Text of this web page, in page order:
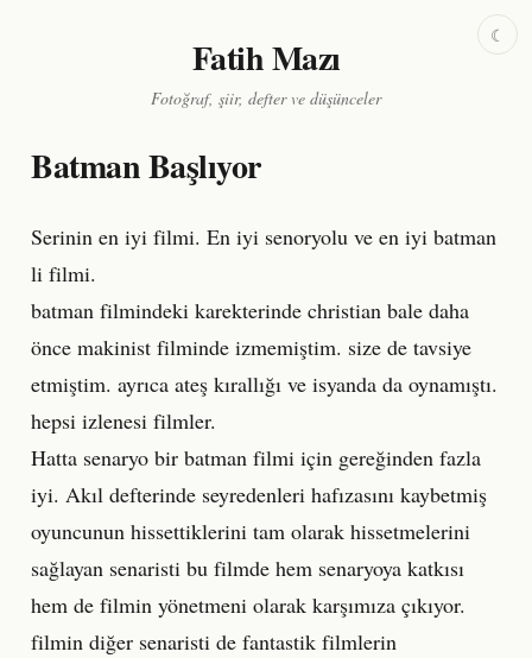
Fatih Mazı
Fotoğraf, şiir, defter ve düşünceler
Batman Başlıyor
Serinin en iyi filmi. En iyi senoryolu ve en iyi batman
li filmi.
batman filmindeki karekterinde christian bale daha
önce makinist filminde izmemiştim. size de tavsiye
etmiştim. ayrıca ateş kırallığı ve isyanda da oynamıştı.
hepsi izlenesi filmler.
Hatta senaryo bir batman filmi için gereğinden fazla
iyi. Akıl defterinde seyredenleri hafızasını kaybetmiş
oyuncunun hissettiklerini tam olarak hissetmelerini
sağlayan senaristi bu filmde hem senaryoya katkısı
hem de filmin yönetmeni olarak karşımıza çıkıyor.
filmin diğer senaristi de fantastik filmlerin
☾